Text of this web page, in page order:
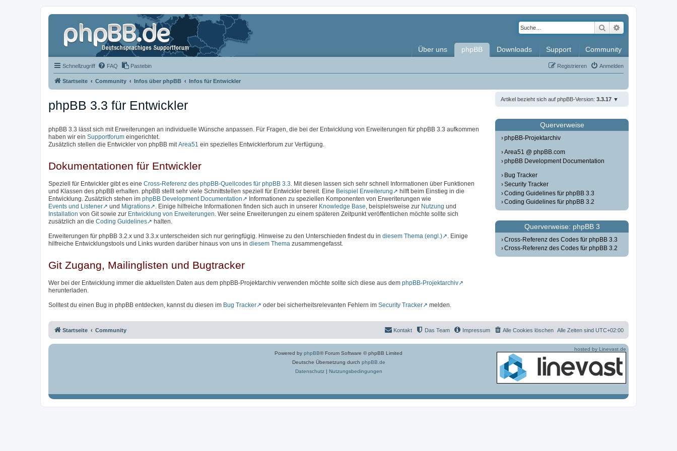
Suche
Über uns phpBB Downloads Support Community
Schnellzugriff FAQ Pastebin Anmelden
Registrieren
Startseite Community Infos über phpBB Infos für Entwickler
phpBB 3.3 für Entwickler Artikel bezieht sich auf phpBB-Version: 3.3.17
phpBB 3.3 lässt sich mit Erweiterungen an individuelle Wünsche anpassen. Für Fragen, die bei der Entwicklung von Erweiterungen für phpBB 3.3 aufkommen
haben wir ein Supportforum eingerichtet.
Zusätzlich stellen die Entwickler von phpBB mitArea51 ein spezielles Entwicklerforum zur Verfügung.
Dokumentationen für Entwickler
Speziell für Entwickler gibt es eine Cross-Referenz des phpBB-Quellcodes für phpBB 3.3 . Mit diesen lassen sich sehr schnell Informationen über Funktionen
und Klassen des phpBB erhalten. phpBB stellt sehr viele Schnittstellen speziell für Entwickler bereit. Eine Beispiel Erweiterung
hilft beim Einstieg in die
Entwicklung. Zusätzlich stehen im phpBB Development Documentation
Informationen zu speziellen Komponenten von Erweriterungen wie
Events und Listener
und Migrations . Einige hilfreiche Informationen finden sich auch in unserer Knowledge Base , beispielsweise zur Nutzung und
Installation von Git sowie zur Entwicklung von Erweiterungen . Wer seine Erweiterungen zu einem späteren Zeitpunkt veröffentlichen möchte sollte sich
zusätzlich an die Coding Guidelines halten.
Erweiterungen für phpBB 3.2.x und 3.3.x unterscheiden sich nur geringfügig. Hinweise zu den Unterschieden findest du in diesem Thema (engl.)
. Einige
hilfreiche Entwicklungstools und Links wurden darüber hinaus von uns in diesem Thema zusammengefasst.
Git Zugang, Mailinglisten und Bugtracker
Wer bei der Entwicklung immer die aktuellsten Daten aus dem phpBB-Projektarchiv verwenden möchte sollte sich diese aus dem phpBB-Projektarchiv
herunterladen.
Solltest du einen Bug in phpBB entdecken, kannst du diesen im Bug Tracker oder bei sicherheitsrelevanten Fehlern im Security Tracker melden.
Querverweise
phpBB-Projektarchiv
Area51 @ phpBB.com
phpBB Development Documentation
Bug Tracker
Security Tracker
Coding Guidelines für phpBB 3.3
Coding Guidelines für phpBB 3.2
Querverweise: phpBB 3
Cross-Referenz des Codes für phpBB 3.3
Cross-Referenz des Codes für phpBB 3.2
Startseite Community Alle Zeiten sind UTC+02:00
Alle Cookies löschen
Impressum
Das Team
Kontakt
Powered by phpBB® Forum Software © phpBB Limited
Deutsche Übersetzung durch phpBB.de
Datenschutz| Nutzungsbedingungen
hosted by Linevast.de